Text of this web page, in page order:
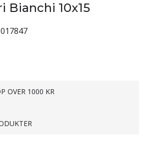
Bianchi 10x15
OVER 1000 KR